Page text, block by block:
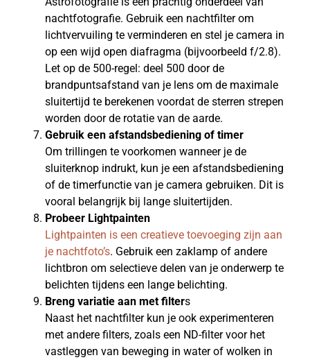
nachtfotografie. Gebruik een nachtfilter om
lichtvervuiling te verminderen en stel je camera in
op een wijd open diafragma (bijvoorbeeld f/2.8).
Let op de 500-regel: deel 500 door de
brandpuntsafstand van je lens om de maximale
sluitertijd te berekenen voordat de sterren strepen
worden door de rotatie van de aarde.
Gebruik een afstandsbediening of timer
Om trillingen te voorkomen wanneer je de
sluiterknop indrukt, kun je een afstandsbediening
of de timerfunctie van je camera gebruiken. Dit is
vooral belangrijk bij lange sluitertijden.
Probeer Lightpainten
Lightpainten is een creatieve toevoeging zijn aan
je nachtfoto’s. Gebruik een zaklamp of andere
lichtbron om selectieve delen van je onderwerp te
belichten tijdens een lange belichting.
Breng variatie aan met filters
Naast het nachtfilter kun je ook experimenteren
met andere filters, zoals een ND-filter voor het
vastleggen van beweging in water of wolken in